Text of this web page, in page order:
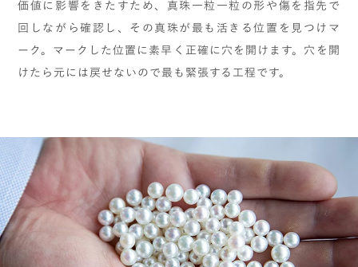
価値に影響をきたすため、真珠一粒一粒の形や傷を指先で
回しながら確認し、その真珠が最も活きる位置を見つけマ
ーク。マークした位置に素早く正確に穴を開けます。穴を開
けたら元には戻せないので最も緊張する工程です。